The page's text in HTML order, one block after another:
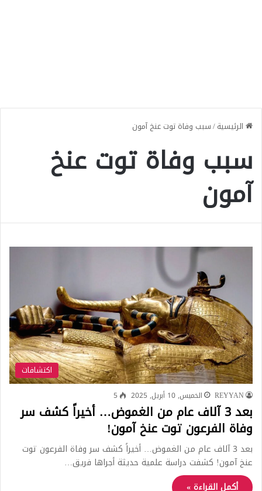
الرئيسية/سبب وفاة توت عنخ آمون
سبب وفاة توت عنخ
آمون
اكتشافات
REYYAN الخميس, 10 أبريل, 2025 5
بعد 3 آلاف عام من الغموض… أخيراً كشف سر
وفاة الفرعون توت عنخ آمون!
بعد 3 آلاف عام من الغموض… أخيراً كشف سر وفاة الفرعون توت
عنخ آمون! كشفت دراسة علمية حديثة أجراها فريق…
أكمل القراءة »